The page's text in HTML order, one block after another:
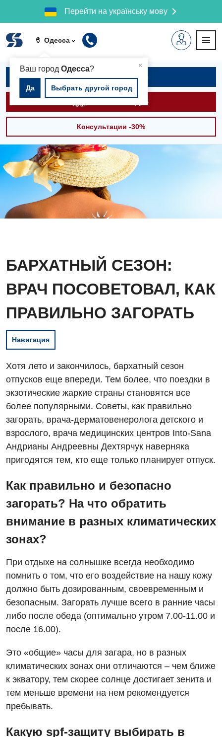
Перейти на українську мову
Одесса
×
Ваш город Одесса?
Да Выбрать другой город
Вакансии
Мероприятия БПР
Бесплатные операции
Энциклопедия
Программа лояльности
Отзывы
Диагностика
Диагностическое отделение
Компьютерная томография
Магнитно-резонансная томография
Маммография
Нейросонография
Рентгенография
Эндоскопическое отделение
Для взрослых
Диагностическое отделение
Дневной стационар
Онкологическое отделение
Отделение интенсивной терапии
Отделение кардиососудистой патологии и неврологии
Отделение неотложных состояний
Лечение острого инфаркта
Украинский
Записаться на приём
Вызвать скорую
Консультации -30%
БАРХАТНЫЙ СЕЗОН:
ВРАЧ ПОСОВЕТОВАЛ, КАК
ПРАВИЛЬНО ЗАГОРАТЬ
Навигация
Хотя лето и закончилось, бархатный сезон
отпусков еще впереди. Тем более, что поездки в
экзотические жаркие страны становятся все
более популярными. Советы, как правильно
загорать, врача-дерматовенеролога детского и
взрослого, врача медицинских центров Into-Sana
Андрианы Андреевны Дехтярчук наверняка
пригодятся тем, кто еще только планирует отпуск.
Как правильно и безопасно
загорать? На что обратить
внимание в разных климатических
зонах?
При отдыхе на солнышке всегда необходимо
помнить о том, что его воздействие на нашу кожу
должно быть дозированным, своевременным и
безопасным. Загорать лучше всего в ранние часы
либо после обеда (оптимально утром 7.00-11.00 и
после 16.00).
Это «общие» часы для загара, но в разных
климатических зонах они отличаются – чем ближе
к экватору, тем скорее солнце достигает зенита и
тем меньше времени на нем рекомендуется
пребывать.
Какую spf-защиту выбирать в